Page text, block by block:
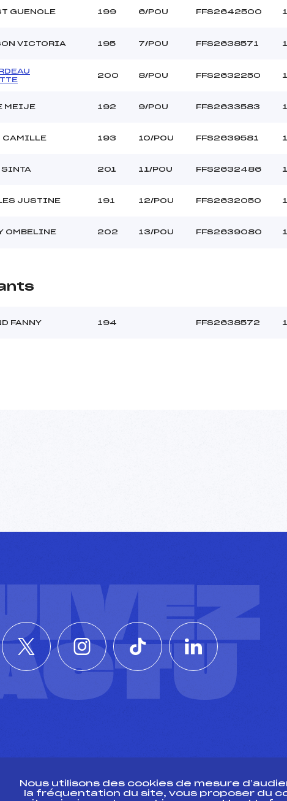
GUENOLE 199 6/POU FFS2642500
VICTORIA 195 7/POU FFS2638571
200 8/POU FFS2632250
MEIJE 192 9/POU FFS2633583
CAMILLE 193 10/POU FFS2639581
201 11/POU FFS2632486
JUSTINE 191 12/POU FFS2632050
OMBELINE 202 13/POU FFS2639080
FANNY 194 FFS2638572
Nous utilisons des cookies de mesure
la fréquentation du site, vous proposer du